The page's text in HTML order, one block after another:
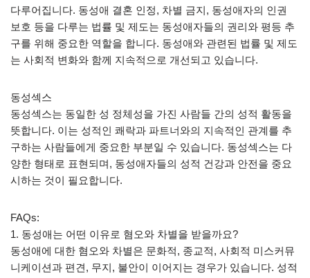
다루어집니다. 동성애 결혼 인정, 차별 금지, 동성애자의 인권
보호 등을 다루는 법률 및 제도는 동성애자들의 권리와 평등 추
구를 위해 중요한 역할을 합니다. 동성애와 관련된 법률 및 제도
는 사회적 변화와 함께 지속적으로 개선되고 있습니다.
동성섹스
동성섹스는 동일한 성 정체성을 가진 사람들 간의 성적 활동을
뜻합니다. 이는 성적인 쾌락과 파트너와의 지속적인 관계를 추
구하는 사람들에게 중요한 부분일 수 있습니다. 동성섹스는 다
양한 형태로 표현되며, 동성애자들의 성적 건강과 안전을 중요
시하는 것이 필요합니다.
FAQs:
1. 동성애는 어떤 이유로 혐오와 차별을 받을까요?
동성애에 대한 혐오와 차별은 문화적, 종교적, 사회적 미스커뮤
니케이션과 편견, 무지, 불안이 이어지는 경우가 있습니다. 성적